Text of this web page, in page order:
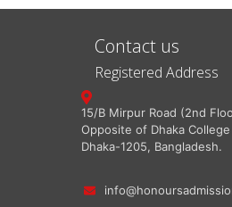
Contact us
Registered Address
15/B Mirpur Road (2nd
Opposite of Dhaka College
Dhaka-1205, Bangladesh.